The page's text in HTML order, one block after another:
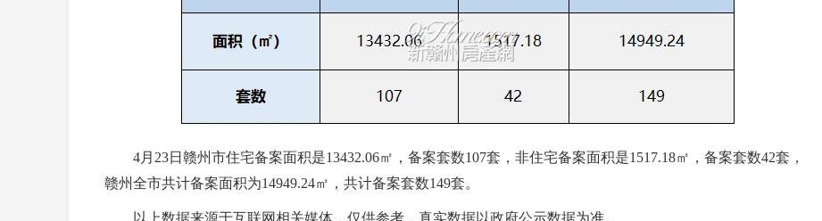
4月23日赣州市住宅备案面积是13432.06㎡，备案套数107套，非住宅备案面积是1517.18㎡，备案套数42套，
赣州全市共计备案面积为14949.24㎡，共计备案套数149套。
以上数据来源于互联网相关媒体，仅供参考，真实数据以政府公示数据为准。